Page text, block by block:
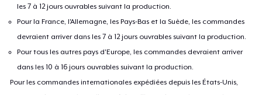
les 7 à 12 jours ouvrables suivant la production.
Pour la France, l'Allemagne, les Pays-Bas et la Suède, les commandes
devraient arriver dans les 7 à 12 jours ouvrables suivant la production.
Pour tous les autres pays d'Europe, les commandes devraient arriver
dans les 10 à 16 jours ouvrables suivant la production.
Pour les commandes internationales expédiées depuis les États-Unis,